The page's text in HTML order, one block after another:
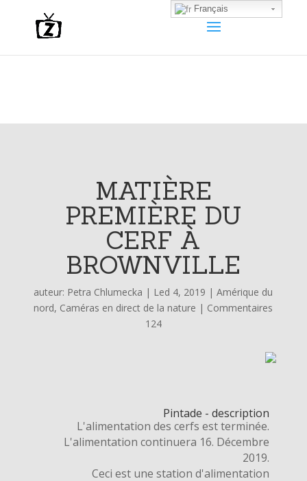
MATIÈRE
PREMIÈRE DU
CERF À
BROWNVILLE
auteur: Petra Chlumecka | Led 4, 2019 |Amérique du
nord, Caméras en direct de la nature | Commentaires
124
Pintade - description
L'alimentation des cerfs est terminée.
L'alimentation continuera 16. Décembre
2019.
Ceci est une station d'alimentation
Français